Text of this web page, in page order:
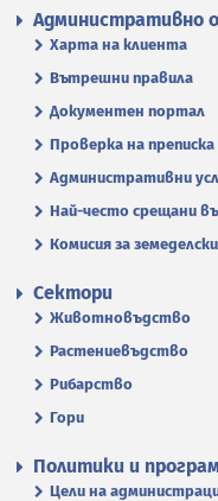
Административно
Харта на клиента
Вътрешни правила
Документен портал
Проверка на преписка
Административни
Най-често срещани
Комисия за
Сектори
Животновъдство
Растениевъдство
Рибарство
Гори
Политики и
Цели на